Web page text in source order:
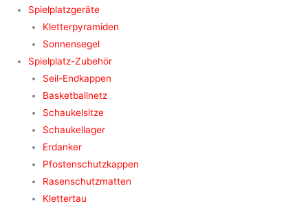
Spielplatzgeräte
Kletterpyramiden
Sonnensegel
Spielplatz-Zubehör
Seil-Endkappen
Basketballnetz
Schaukelsitze
Schaukellager
Erdanker
Pfostenschutzkappen
Rasenschutzmatten
Klettertau